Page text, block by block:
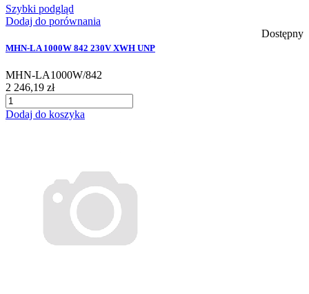
Szybki podgląd
Dodaj do porównania
Dostępny
MHN-LA 1000W 842 230V XWH UNP
MHN-LA1000W/842
2 246,19 zł
Dodaj do koszyka